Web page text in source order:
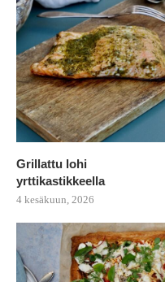
Grillattu lohi
yrttikastikkeella
4 kesäkuun, 2026